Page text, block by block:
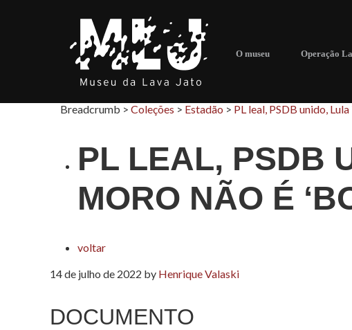
O museu Operação
Breadcrumb > Coleções > Estadão > PL leal, PSDB unido,
PL LEAL, PSDB
MORO NÃO É
voltar
14 de julho de 2022 by Henrique Valaski
DOCUMENTO